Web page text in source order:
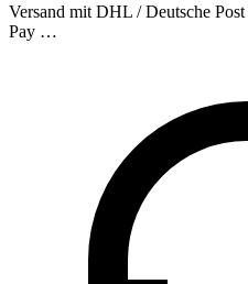
Versand mit DHL / Deutsche Post
Pay …